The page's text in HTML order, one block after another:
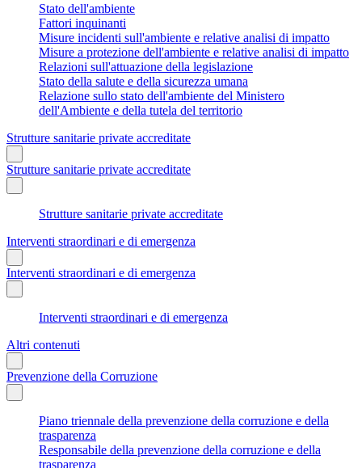
Stato dell'ambiente
Fattori inquinanti
Misure incidenti sull'ambiente e relative analisi di impatto
Misure a protezione dell'ambiente e relative analisi di impatto
Relazioni sull'attuazione della legislazione
Stato della salute e della sicurezza umana
Relazione sullo stato dell'ambiente del Ministero
dell'Ambiente e della tutela del territorio
Strutture sanitarie private accreditate
Strutture sanitarie private accreditate
Strutture sanitarie private accreditate
Interventi straordinari e di emergenza
Interventi straordinari e di emergenza
Interventi straordinari e di emergenza
Altri contenuti
Prevenzione della Corruzione
Piano triennale della prevenzione della corruzione e della
trasparenza
Responsabile della prevenzione della corruzione e della
trasparenza